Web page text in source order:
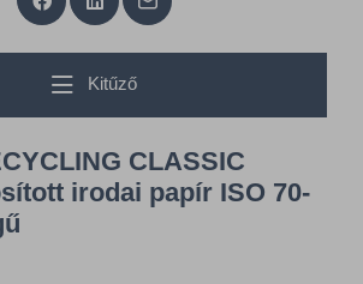
Kitűző
CLASSIC
irodai papír ISO 70-